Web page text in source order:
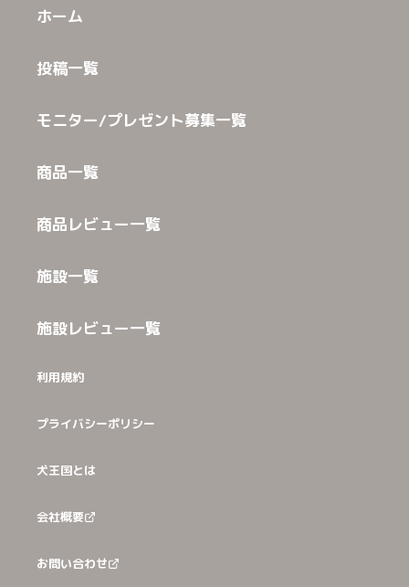
ホーム
投稿一覧
モニター/プレゼント募集一覧
商品一覧
商品レビュー一覧
施設一覧
施設レビュー一覧
利用規約
プライバシーポリシー
犬王国とは
会社概要
お問い合わせ